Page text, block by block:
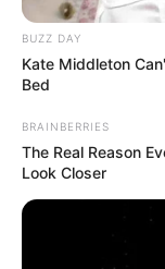
BUZZ DAY
Kate Middleton
Bed
BRAINBERRIES
The Real Reason
Look Closer